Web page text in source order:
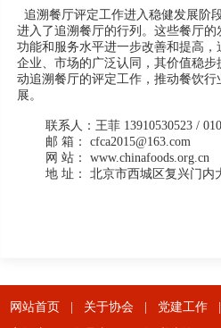
追溯餐厅评定工作进入稳健发展阶
进入了追溯餐厅的行列。这些餐厅
功能和服务水平进一步改善和提高，
企业、市场的广泛认同，其价值稳
动追溯餐厅的评定工作，推动餐饮
展。
联系人：王菲 13910530523 /
邮 箱： cfca2015@163.com
网 站： www.chinafoods.org.cn
地 址： 北京市西城区复兴门内
网站首页 关于协会 党建工作